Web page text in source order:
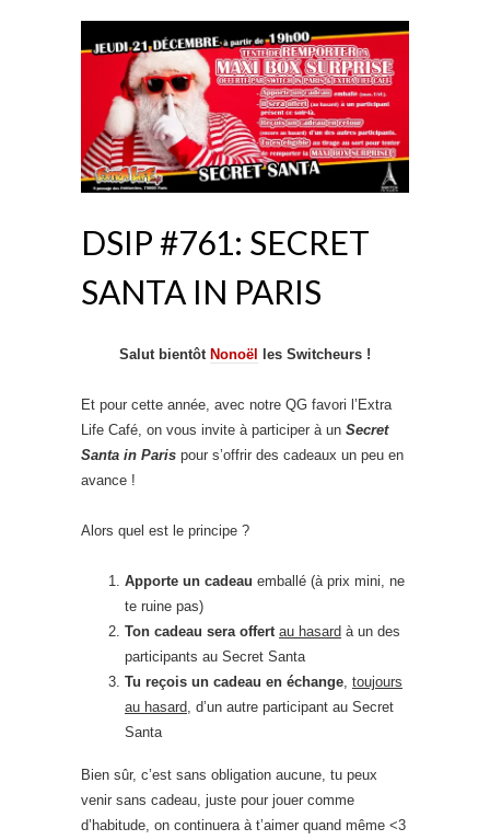
DSIP #761: SECRET
SANTA IN PARIS
Salut bientôt Nonoël les Switcheurs !
Et pour cette année, avec notre QG favori l’Extra
Life Café, on vous invite à participer à un Secret
Santa in Paris pour s’offrir des cadeaux un peu en
avance !
Alors quel est le principe ?
Apporte un cadeau emballé (à prix mini, ne
te ruine pas)
Ton cadeau sera offert au hasard à un des
participants au Secret Santa
Tu reçois un cadeau en échange, toujours
au hasard, d’un autre participant au Secret
Santa
Bien sûr, c’est sans obligation aucune, tu peux
venir sans cadeau, juste pour jouer comme
d’habitude, on continuera à t’aimer quand même <3